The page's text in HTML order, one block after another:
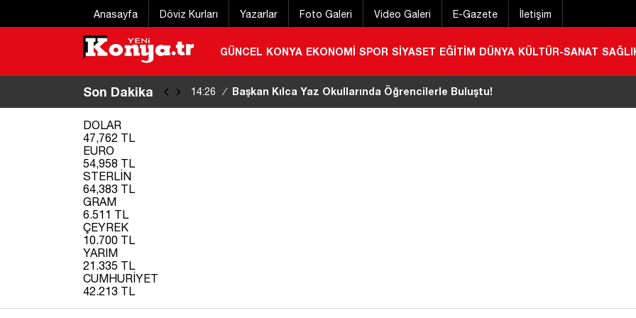
Anasayfa Döviz Kurları Yazarlar Foto Galeri Video Galeri E-Gazete İletişim
GÜNCEL KONYA EKONOMİ SPOR SİYASET EĞİTİM DÜNYA KÜLTÜR-SANAT
Son Dakika 14:26 / Başkan Kılca Yaz Okullarında Öğrencilerle Buluştu!
DOLAR
47,762 TL
EURO
54,958 TL
STERLİN
64,383 TL
GRAM
6.511 TL
ÇEYREK
10.700 TL
YARIM
21.335 TL
CUMHURİYET
42.213 TL